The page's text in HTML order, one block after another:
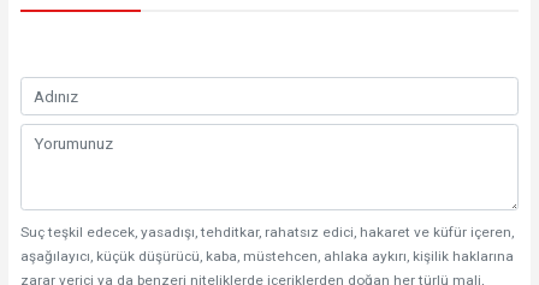
Suç teşkil edecek, yasadışı, tehditkar, rahatsız edici, hakaret ve küfür içeren,
aşağılayıcı, küçük düşürücü, kaba, müstehcen, ahlaka aykırı, kişilik haklarına
zarar verici ya da benzeri niteliklerde içeriklerden doğan her türlü mali,